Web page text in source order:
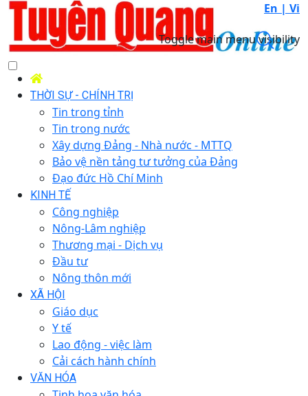
En | Vi
Toggle main menu visibility
THỜI SỰ - CHÍNH TRỊ
Tin trong tỉnh
Tin trong nước
Xây dựng Đảng - Nhà nước - MTTQ
Bảo vệ nền tảng tư tưởng của Đảng
Đạo đức Hồ Chí Minh
KINH TẾ
Công nghiệp
Nông-Lâm nghiệp
Thương mại - Dịch vụ
Đầu tư
Nông thôn mới
XÃ HỘI
Giáo dục
Y tế
Lao động - việc làm
Cải cách hành chính
VĂN HÓA